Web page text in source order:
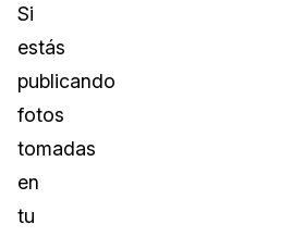
Si
estás
publicando
fotos
tomadas
en
tu